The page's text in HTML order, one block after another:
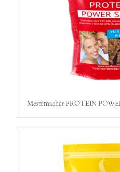
Mestemacher PROTEIN